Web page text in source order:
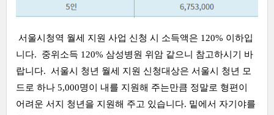
서울시청역 월세 지원 사업 신청 시 소득액은 120% 이하입
니다. 중위소득 120% 삼성병원 위암 같으니 참고하시기 바
랍니다. 서울시 청년 월세 지원 신청대상은 서울시 청년 모
드로 하나 5,000명이 내를 지원해 주는만큼 정말로 형편이
어려운 서지 청년을 지원해 주고 있습니다. 밑에서 자기야를